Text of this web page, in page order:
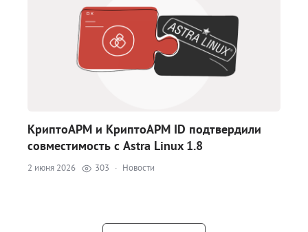
КриптоАРМ и КриптоАРМ ID подтвердили
совместимость с Astra Linux 1.8
2 июня 2026 303 · Новости